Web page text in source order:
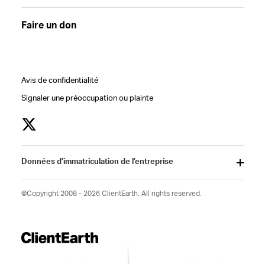
Faire un don
Avis de confidentialité
Signaler une préoccupation ou plainte
Données d’immatriculation de l’entreprise
©Copyright 2008 - 2026 ClientEarth. All rights reserved.